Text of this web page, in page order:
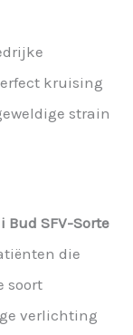
kruising
strain
SFV-Sorte
die
soort
verlichting